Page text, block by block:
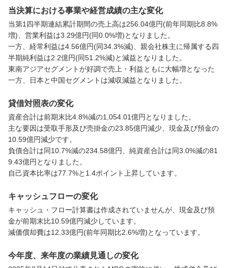
当決算における事業や経営成績の主な変化
当第1四半期連結累計期間の売上高は256.04億円(前年同期比8.8%
増)、営業利益は3.29億円(同0.0%増)となりました。
一方、経常利益は4.56億円(同34.3%減)、親会社株主に帰属する四
半期純利益は2.2億円(同51.2%減)と減益となりました。
東南アジアセグメントが好調で売上・利益ともに大幅増となった
一方、日本と中国セグメントは減収減益となりました。
貸借対照表の変化
資産合計は前期末比4.8%減の1,054.01億円となりました。
主な要因は受取手形及び売掛金の23.85億円減少、現金及び預金の
10.59億円減少です。
負債合計は同10.7%減の234.58億円、純資産合計は同3.0%減の81
9.43億円となりました。
自己資本比率は77.7%と1.4ポイント上昇しています。
キャッシュフローの変化
キャッシュ・フロー計算書は作成されていませんが、現金及び預
金が前期末比10.59億円減少しています。
減価償却費は12.33億円(前年同期比2.6%増)となっています。
今年度、来年度の業績見通しの変化